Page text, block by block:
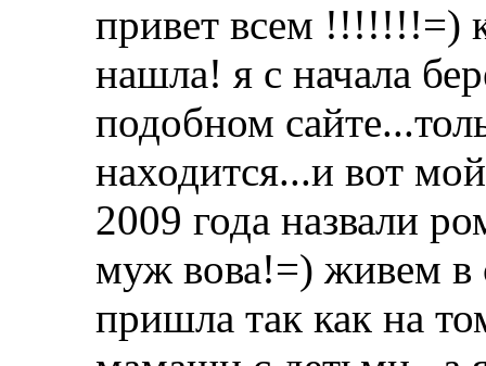
привет всем !!!!!!!=)
нашла! я с начала
подобном
находится...и вот
2009 года назвали
муж вова!=) живем в
пришла так как на